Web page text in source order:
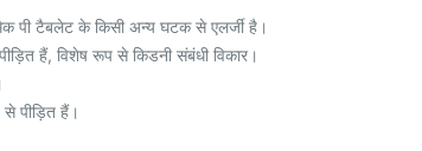
पी टैबलेट के किसी अन्य घटक से एलर्जी है।
हैं, विशेष रूप से किडनी संबंधी विकार।
से पीड़ित हैं।